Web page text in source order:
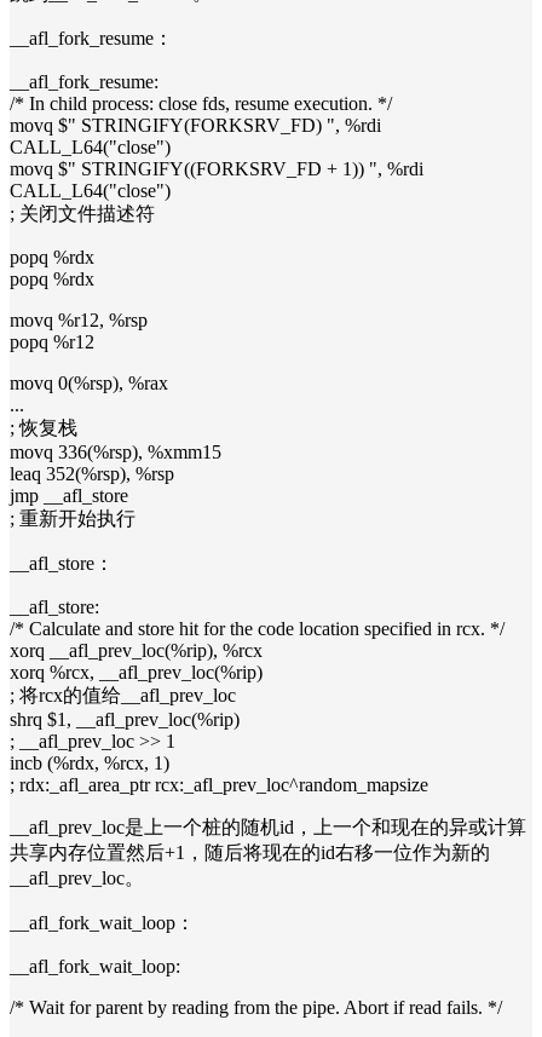
__afl_fork_resume：
__afl_fork_resume:
/* In child process: close fds, resume execution. */
movq $" STRINGIFY(FORKSRV_FD) ", %rdi
CALL_L64("close")
movq $" STRINGIFY((FORKSRV_FD + 1)) ", %rdi
CALL_L64("close")
; 关闭文件描述符
popq %rdx
popq %rdx
movq %r12, %rsp
popq %r12
movq 0(%rsp), %rax
...
; 恢复栈
movq 336(%rsp), %xmm15
leaq 352(%rsp), %rsp
jmp __afl_store
; 重新开始执行
__afl_store：
__afl_store:
/* Calculate and store hit for the code location specified in rcx. */
xorq __afl_prev_loc(%rip), %rcx
xorq %rcx, __afl_prev_loc(%rip)
; 将rcx的值给__afl_prev_loc
shrq $1, __afl_prev_loc(%rip)
; __afl_prev_loc >> 1
incb (%rdx, %rcx, 1)
; rdx:_afl_area_ptr rcx:_afl_prev_loc^random_mapsize
__afl_prev_loc是上一个桩的随机id，上一个和现在的异或计算
共享内存位置然后+1，随后将现在的id右移一位作为新的
__afl_prev_loc。
__afl_fork_wait_loop：
__afl_fork_wait_loop:
/* Wait for parent by reading from the pipe. Abort if read fails. */